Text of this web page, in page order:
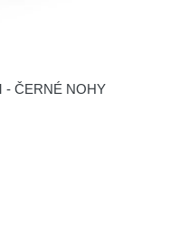
- ČERNÉ NOHY